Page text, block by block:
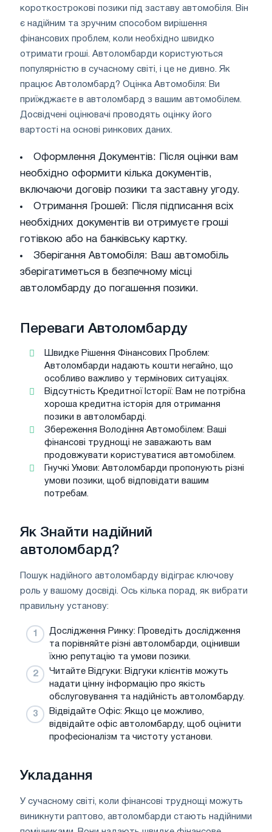
короткострокові позики під заставу автомобіля. Він
є надійним та зручним способом вирішення
фінансових проблем, коли необхідно швидко
отримати гроші. Автоломбарди користуються
популярністю в сучасному світі, і це не дивно. Як
працює Автоломбард? Оцінка Автомобіля: Ви
приїжджаєте в автоломбард з вашим автомобілем.
Досвідчені оцінювачі проводять оцінку його
вартості на основі ринкових даних.
Оформлення Документів: Після оцінки вам
необхідно оформити кілька документів,
включаючи договір позики та заставну угоду.
Отримання Грошей: Після підписання всіх
необхідних документів ви отримуєте гроші
готівкою або на банківську картку.
Зберігання Автомобіля: Ваш автомобіль
зберігатиметься в безпечному місці
автоломбарду до погашення позики.
Переваги Автоломбарду
Швидке Рішення Фінансових Проблем:
Автоломбарди надають кошти негайно, що
особливо важливо у термінових ситуаціях.
Відсутність Кредитної Історії: Вам не потрібна
хороша кредитна історія для отримання
позики в автоломбарді.
Збереження Володіння Автомобілем: Ваші
фінансові труднощі не заважають вам
продовжувати користуватися автомобілем.
Гнучкі Умови: Автоломбарди пропонують різні
умови позики, щоб відповідати вашим
потребам.
Як Знайти надійний
автоломбард?
Пошук надійного автоломбарду відіграє ключову
роль у вашому досвіді. Ось кілька порад, як вибрати
правильну установу:
Дослідження Ринку: Проведіть дослідження
та порівняйте різні автоломбарди, оцінивши
їхню репутацію та умови позики.
Читайте Відгуки: Відгуки клієнтів можуть
надати цінну інформацію про якість
обслуговування та надійність автоломбарду.
Відвідайте Офіс: Якщо це можливо,
відвідайте офіс автоломбарду, щоб оцінити
професіоналізм та чистоту установи.
Укладання
У сучасному світі, коли фінансові труднощі можуть
виникнути раптово, автоломбарди стають надійними